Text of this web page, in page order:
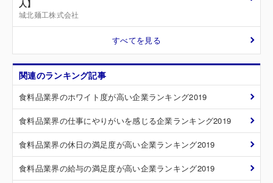
人】
城北麺工株式会社
すべてを見る
関連のランキング記事
食料品業界のホワイト度が高い企業ランキング2019
食料品業界の仕事にやりがいを感じる企業ランキング2019
食料品業界の休日の満足度が高い企業ランキング2019
食料品業界の給与の満足度が高い企業ランキング2019